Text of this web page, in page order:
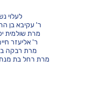
לעלוי
ר' עקיבא בן
מרת שולמית
ר' אליעזר
מרת רבקה
מרת רחל בת